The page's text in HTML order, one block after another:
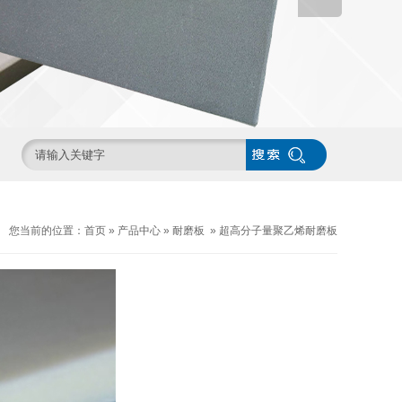
您当前的位置： 首页 » 产品中心 » 耐磨板 » 超高分子量聚乙烯耐磨板